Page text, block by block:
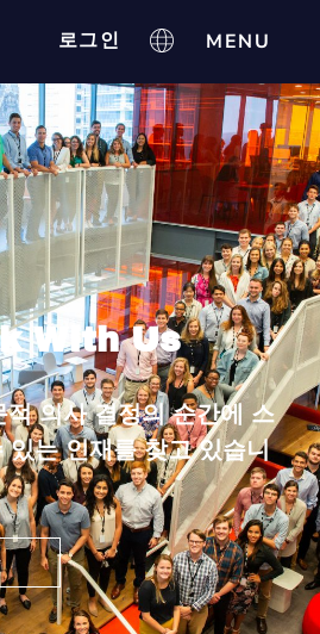
로그인
With Us
의사 결정의 순간에 스
있는 인재를 찾고 있습니